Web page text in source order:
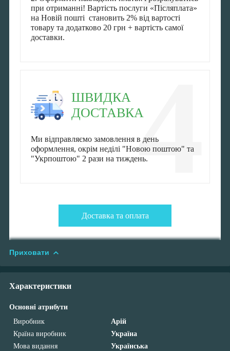
при отриманні! Вартість послуги «Післяплата»
на Новій пошті становить 2% від вартості
товару та додатково 20 грн + вартість самої
доставки.
4
ШВИДКА
ДОСТАВКА
Ми відправляємо замовлення в день
оформлення, окрім неділі "Новою поштою" та
"Укрпоштою" 2 рази на тиждень.
Доставка та оплата
Приховати
Характеристики
Основні атрибути
Виробник
Арій
Країна виробник
Україна
Мова видання
Українська